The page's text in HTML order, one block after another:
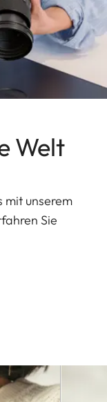
Welt
mit unserem
Sie